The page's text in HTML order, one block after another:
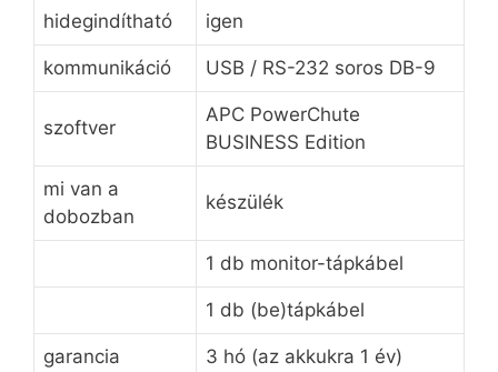
hidegindítható igen
kommunikáció USB / RS-232 soros DB-9
szoftver
APC PowerChute
BUSINESS Edition
mi van a
dobozban
készülék
1 db monitor-tápkábel
1 db (be)tápkábel
garancia 3 hó (az akkukra 1 év)